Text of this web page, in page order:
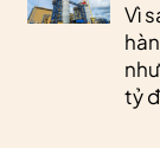
Vì
tỷ